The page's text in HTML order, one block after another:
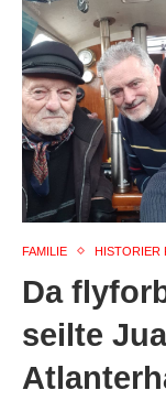
FAMILIE HISTORIER
Da
seilte